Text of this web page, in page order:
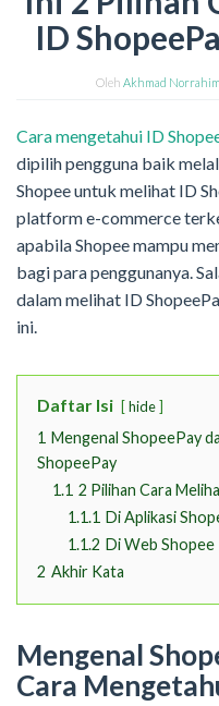
ID
Oleh Akhmad Norrahim
Cara mengetahui ID
dipilih pengguna baik
Shopee untuk melihat ID
platform e-commerce
apabila Shopee mampu
bagi para penggunanya.
dalam melihat ID
ini.
Daftar Isi hide
1 Mengenal ShopeePay
ShopeePay
1.1 2 Pilihan Cara
1.1.1 Di Aplikasi
1.1.2 Di Web Shopee
2 Akhir Kata
Mengenal
Cara